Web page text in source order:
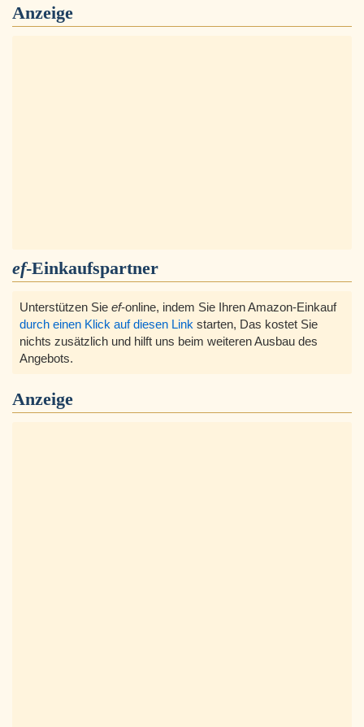
Anzeige
ef-Einkaufspartner
Unterstützen Sie ef-online, indem Sie Ihren Amazon-Einkauf
durch einen Klick auf diesen Link starten, Das kostet Sie
nichts zusätzlich und hilft uns beim weiteren Ausbau des
Angebots.
Anzeige